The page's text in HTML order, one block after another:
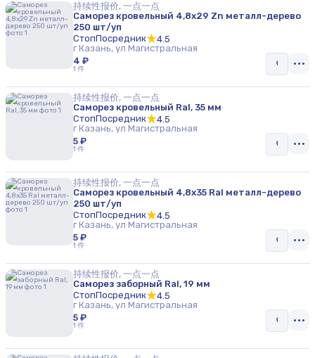
持续性报价, 一点一点
Саморез кровельный 4,8х29 Zn металл-дерево
250 шт/уп
СтопПосредник
4.5
г Казань, ул Магистральная
4 ₽
1 件
持续性报价, 一点一点
Саморез кровельный Ral, 35 мм
СтопПосредник
4.5
г Казань, ул Магистральная
5 ₽
1 件
持续性报价, 一点一点
Саморез кровельный 4,8х35 Ral металл-дерево
250 шт/уп
СтопПосредник
4.5
г Казань, ул Магистральная
5 ₽
1 件
持续性报价, 一点一点
Саморез заборный Ral, 19 мм
СтопПосредник
4.5
г Казань, ул Магистральная
5 ₽
1 件